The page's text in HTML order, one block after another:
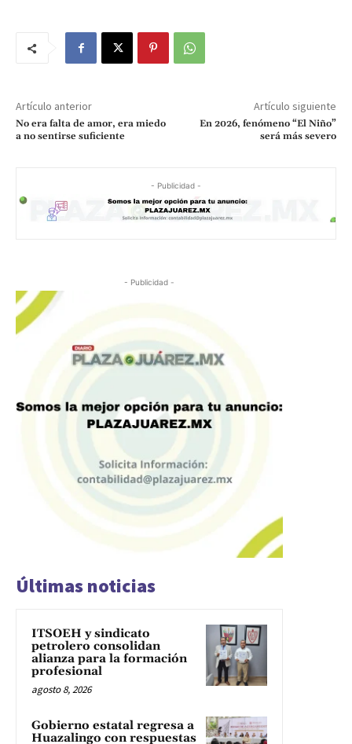
Artículo anterior
No era falta de amor, era miedo
a no sentirse suficiente
Artículo siguiente
En 2026, fenómeno “El Niño”
será más severo
- Publicidad -
- Publicidad -
Últimas noticias
ITSOEH y sindicato
petrolero consolidan
alianza para la formación
profesional
agosto 8, 2026
Gobierno estatal regresa a
Huazalingo con respuestas